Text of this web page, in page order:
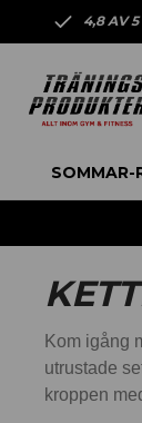
4,8 AV 5
SOMMAR-
Kom igång
utrustade
kroppen